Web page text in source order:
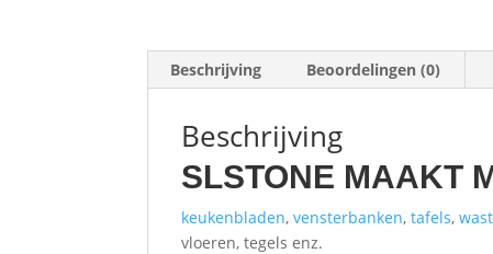
Beschrijving Beoordelingen (0)
Beschrijving
SLSTONE MAAKT
keukenbladen,vensterbanken,tafels,
vloeren, tegels enz.